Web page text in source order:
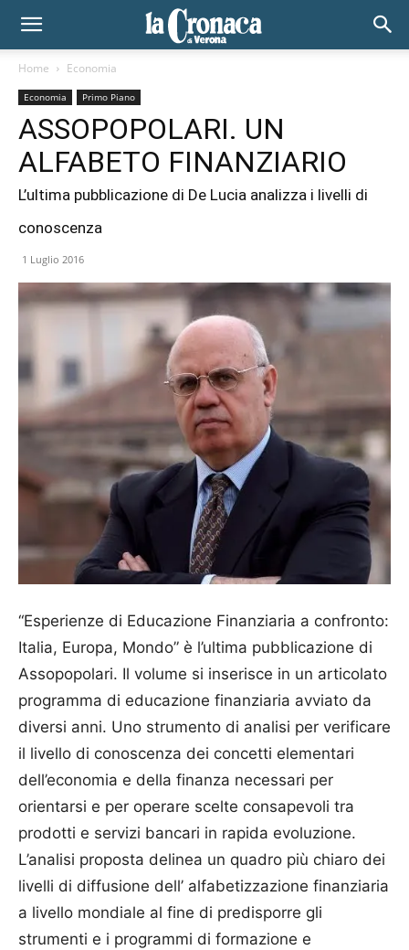
Home Economia
Economia Primo Piano
ASSOPOPOLARI. UN
ALFABETO FINANZIARIO
L’ultima pubblicazione di De Lucia analizza i livelli di
conoscenza
1 Luglio 2016
“Esperienze di Educazione Finanziaria a confronto:
Italia, Europa, Mondo” è l’ultima pubblicazione di
Assopopolari. Il volume si inserisce in un articolato
programma di educazione finanziaria avviato da
diversi anni. Uno strumento di analisi per verificare
il livello di conoscenza dei concetti elementari
dell’economia e della finanza necessari per
orientarsi e per operare scelte consapevoli tra
prodotti e servizi bancari in rapida evoluzione.
L’analisi proposta delinea un quadro più chiaro dei
livelli di diffusione dell’ alfabetizzazione finanziaria
a livello mondiale al fine di predisporre gli
strumenti e i programmi di formazione e